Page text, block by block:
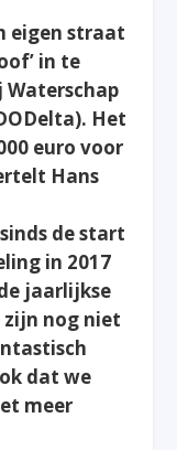
eigen straat
in te
Het
euro voor
Hans
de start
in 2017
jaarlijkse
zijn nog niet
dat we
meer